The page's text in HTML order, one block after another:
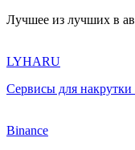
Лучшее из лучших в
LYHARU
Сервисы для накрутки
Binance